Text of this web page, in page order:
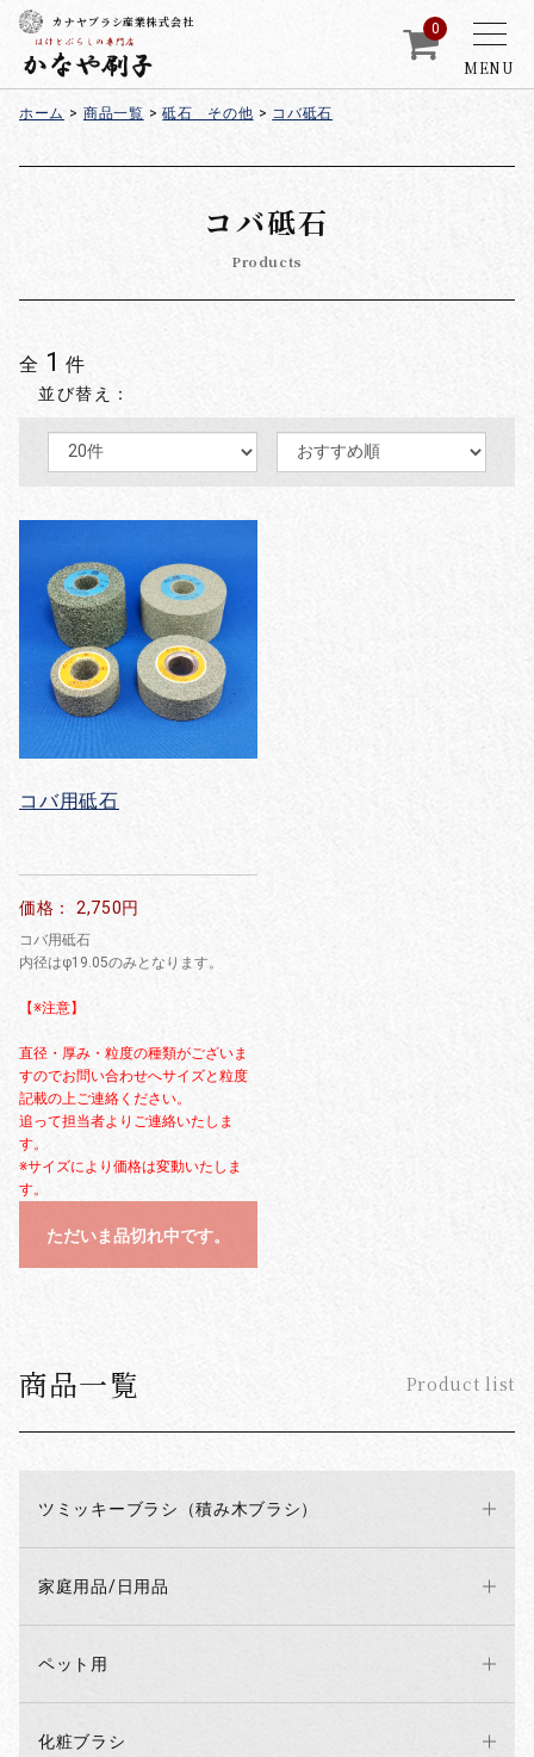
MENU
カナヤブラシ産業株式会社 0
ホーム > 商品一覧 > 砥石 その他 > コバ砥石
商品一覧 Product list
ツミッキーブラシ（積み木ブラシ）
家庭用品/日用品
ペット用
化粧ブラシ
コバ砥石
Products
全 1 件
並び替え：
コバ用砥石
価格： 2,750円
コバ用砥石
内径はφ19.05のみとなります。
【※注意】
直径・厚み・粒度の種類がございま
すのでお問い合わせへサイズと粒度
記載の上ご連絡ください。
追って担当者よりご連絡いたしま
す。
※サイズにより価格は変動いたしま
す。
ただいま品切れ中です。